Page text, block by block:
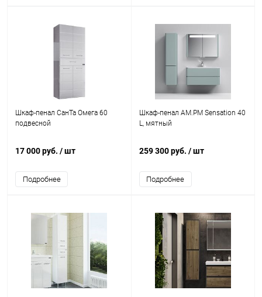
Шкаф-пенал СанТа Омега 60
подвесной
17 000 руб. / шт
Подробнее
Шкаф-пенал AM.PM Sensation 40
L, мятный
259 300 руб. / шт
Подробнее